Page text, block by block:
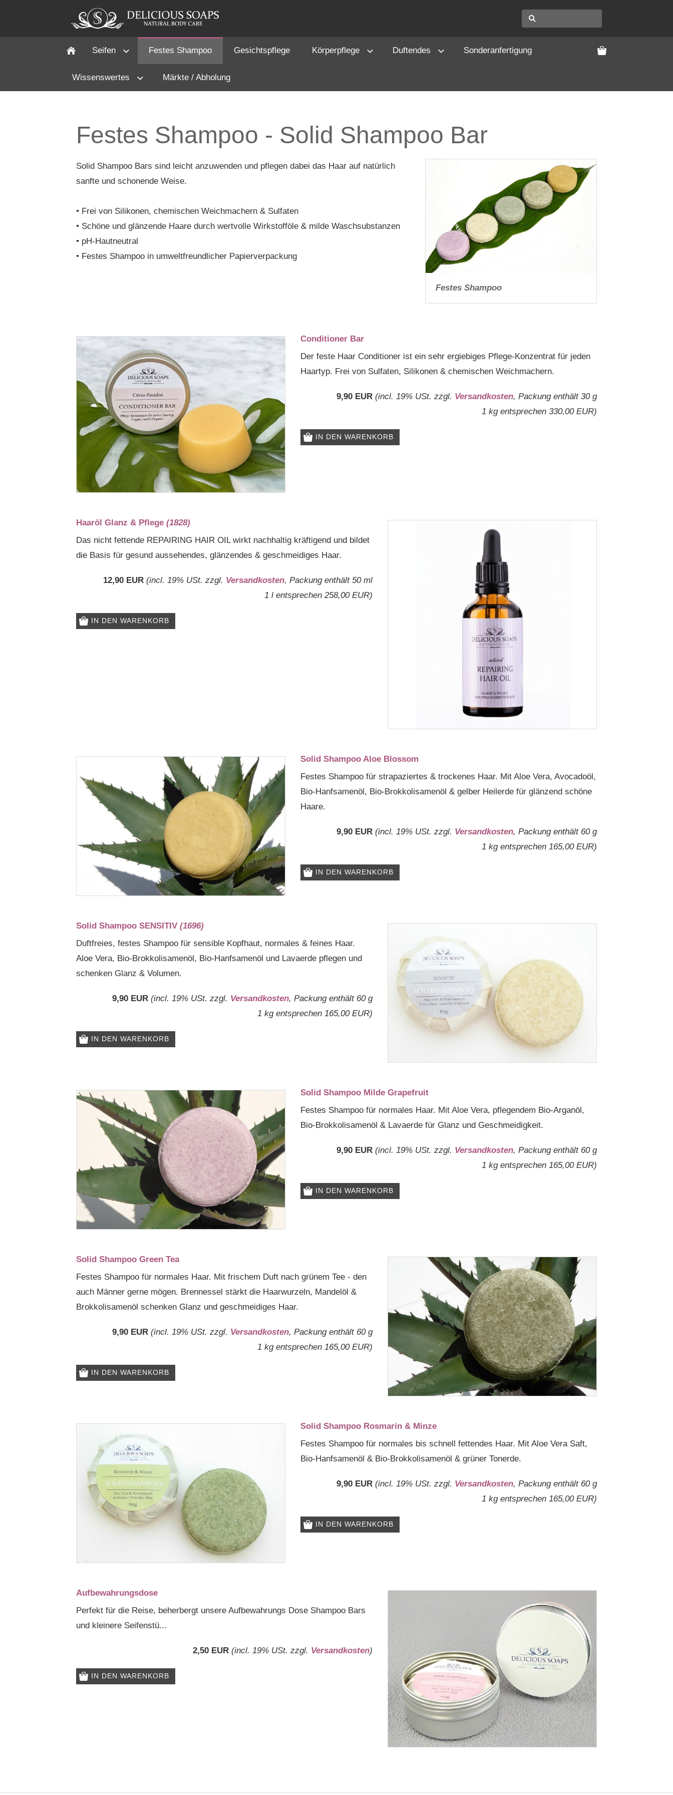
Seifen Festes Shampoo Gesichtspflege Körperpflege Duftendes Sonderanfertigung
Wissenswertes Märkte / Abholung
Festes Shampoo - Solid Shampoo Bar
Festes Shampoo
Solid Shampoo Bars sind leicht anzuwenden und pflegen dabei das Haar auf natürlich
sanfte und schonende Weise.
• Frei von Silikonen, chemischen Weichmachern & Sulfaten
• Schöne und glänzende Haare durch wertvolle Wirkstofföle & milde Waschsubstanzen
• pH-Hautneutral
• Festes Shampoo in umweltfreundlicher Papierverpackung
Conditioner Bar
Der feste Haar Conditioner ist ein sehr ergiebiges Pflege-Konzentrat für jeden
Haartyp. Frei von Sulfaten, Silikonen & chemischen Weichmachern.
9,90 EUR (incl. 19% USt. zzgl. Versandkosten, Packung enthält 30 g
1 kg entsprechen 330,00 EUR)
IN DEN WARENKORB
Haaröl Glanz & Pflege (1828)
Das nicht fettende REPAIRING HAIR OIL wirkt nachhaltig kräftigend und bildet
die Basis für gesund aussehendes, glänzendes & geschmeidiges Haar.
12,90 EUR (incl. 19% USt. zzgl. Versandkosten, Packung enthält 50 ml
1 l entsprechen 258,00 EUR)
IN DEN WARENKORB
Solid Shampoo Aloe Blossom
Festes Shampoo für strapaziertes & trockenes Haar. Mit Aloe Vera, Avocadoöl,
Bio-Hanfsamenöl, Bio-Brokkolisamenöl & gelber Heilerde für glänzend schöne
Haare.
9,90 EUR (incl. 19% USt. zzgl. Versandkosten, Packung enthält 60 g
1 kg entsprechen 165,00 EUR)
IN DEN WARENKORB
Solid Shampoo SENSITIV (1696)
Duftfreies, festes Shampoo für sensible Kopfhaut, normales & feines Haar.
Aloe Vera, Bio-Brokkolisamenöl, Bio-Hanfsamenöl und Lavaerde pflegen und
schenken Glanz & Volumen.
9,90 EUR (incl. 19% USt. zzgl. Versandkosten, Packung enthält 60 g
1 kg entsprechen 165,00 EUR)
IN DEN WARENKORB
Solid Shampoo Milde Grapefruit
Festes Shampoo für normales Haar. Mit Aloe Vera, pflegendem Bio-Arganöl,
Bio-Brokkolisamenöl & Lavaerde für Glanz und Geschmeidigkeit.
9,90 EUR (incl. 19% USt. zzgl. Versandkosten, Packung enthält 60 g
1 kg entsprechen 165,00 EUR)
IN DEN WARENKORB
Solid Shampoo Green Tea
Festes Shampoo für normales Haar. Mit frischem Duft nach grünem Tee - den
auch Männer gerne mögen. Brennessel stärkt die Haarwurzeln, Mandelöl &
Brokkolisamenöl schenken Glanz und geschmeidiges Haar.
9,90 EUR (incl. 19% USt. zzgl. Versandkosten, Packung enthält 60 g
1 kg entsprechen 165,00 EUR)
IN DEN WARENKORB
Solid Shampoo Rosmarin & Minze
Festes Shampoo für normales bis schnell fettendes Haar. Mit Aloe Vera Saft,
Bio-Hanfsamenöl & Bio-Brokkolisamenöl & grüner Tonerde.
9,90 EUR (incl. 19% USt. zzgl. Versandkosten, Packung enthält 60 g
1 kg entsprechen 165,00 EUR)
IN DEN WARENKORB
Aufbewahrungsdose
Perfekt für die Reise, beherbergt unsere Aufbewahrungs Dose Shampoo Bars
und kleinere Seifenstü...
2,50 EUR (incl. 19% USt. zzgl. Versandkosten)
IN DEN WARENKORB